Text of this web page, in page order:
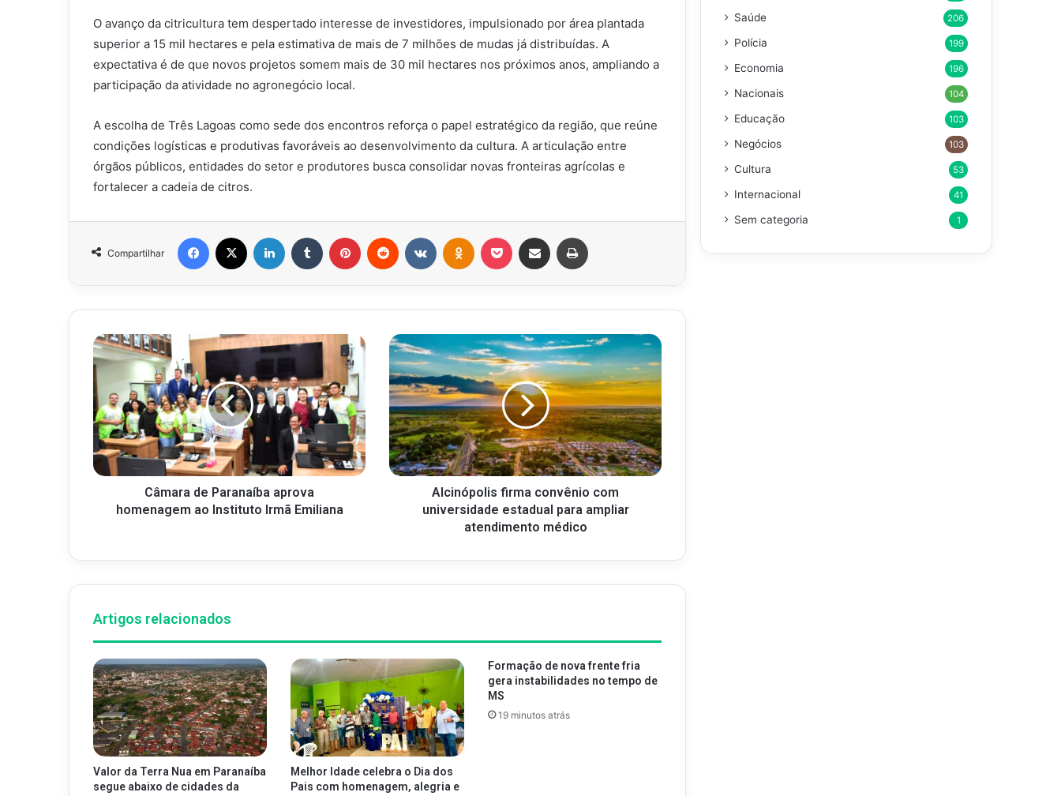
O avanço da citricultura tem despertado interesse de investidores, impulsionado por área plantada
superior a 15 mil hectares e pela estimativa de mais de 7 milhões de mudas já distribuídas. A
expectativa é de que novos projetos somem mais de 30 mil hectares nos próximos anos, ampliando a
participação da atividade no agronegócio local.
A escolha de Três Lagoas como sede dos encontros reforça o papel estratégico da região, que reúne
condições logísticas e produtivas favoráveis ao desenvolvimento da cultura. A articulação entre
órgãos públicos, entidades do setor e produtores busca consolidar novas fronteiras agrícolas e
fortalecer a cadeia de citros.
Compartilhar
Facebook Linkedin Tumblr Pinterest Reddit Pocket Compartilhar via e-mail
Câmara de Paranaíba aprova
homenagem ao Instituto Irmã Emiliana
Alcinópolis firma convênio com
universidade estadual para ampliar
atendimento médico
Artigos relacionados
Valor da Terra Nua em Paranaíba
segue abaixo de cidades da
Melhor Idade celebra o Dia dos
Pais com homenagem, alegria e
Formação de nova frente fria
gera instabilidades no tempo de
MS
19 minutos atrás
Saúde 206
Polícia 199
Economia 196
Nacionais 104
Educação 103
Negócios 103
Cultura 53
Internacional 41
Sem categoria 1